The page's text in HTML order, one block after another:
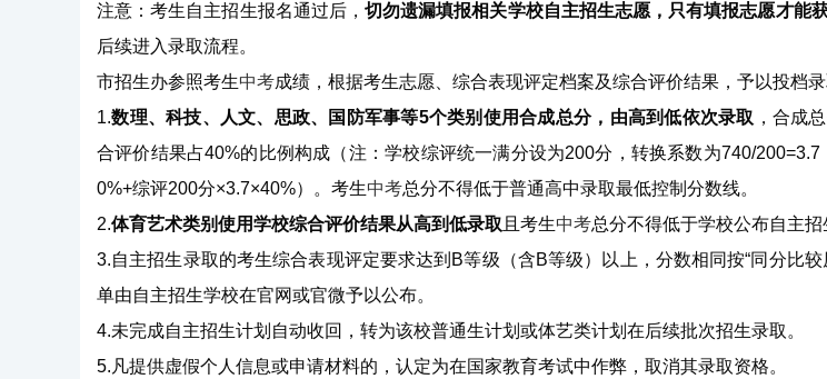
注意：考生自主招生报名通过后， 切勿遗漏填报相关学校自主招生志愿，只有填报志愿才能
后续进入录取流程。
市招生办参照考生中考成绩，根据考生志愿、综合表现评定档案及综合评价结果，予以投档录
1.数理、科技、人文、思政、国防军事等5个类别使用合成总分，由高到低依次录取 ，合成
合评价结果占40%的比例构成（注：学校综评统一满分设为200分，转换系数为740/200=3.7
0%+综评200分×3.7×40%）。考生中考总分不得低于普通高中录取最低控制分数线。
2.体育艺术类别使用学校综合评价结果从高到低录取 且考生中考总分不得低于学校公布自主招
3.自主招生录取的考生综合表现评定要求达到B等级（含B等级）以上，分数相同按“同分比较
单由自主招生学校在官网或官微予以公布。
4.未完成自主招生计划自动收回，转为该校普通生计划或体艺类计划在后续批次招生录取。
5.凡提供虚假个人信息或申请材料的，认定为在国家教育考试中作弊，取消其录取资格。